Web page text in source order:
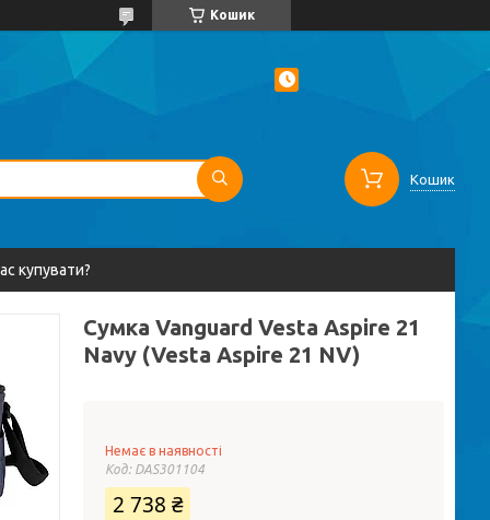
Кошик
Кошик
купувати?
Сумка Vanguard Vesta Aspire 21
Navy (Vesta Aspire 21 NV)
Немає в наявності
Код: DAS301104
2 738 ₴